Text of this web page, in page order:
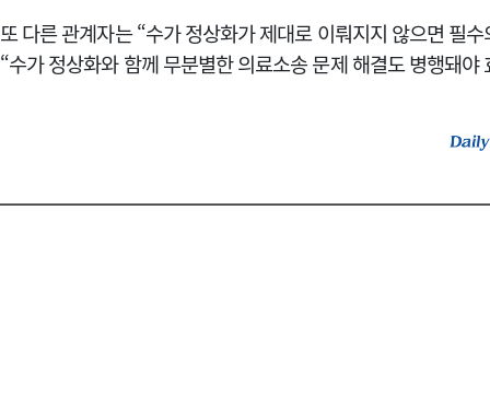
또 다른 관계자는 “수가 정상화가 제대로 이뤄지지 않으면 필
“수가 정상화와 함께 무분별한 의료소송 문제 해결도 병행돼